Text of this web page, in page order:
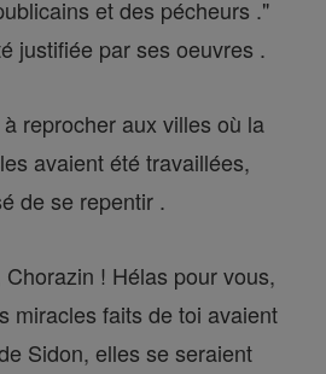
et des pécheurs ."
justifiée par ses oeuvres .
reprocher aux villes où la
avaient été travaillées,
de se repentir .
! Hélas pour vous,
miracles faits de toi avaient
Sidon, elles se seraient